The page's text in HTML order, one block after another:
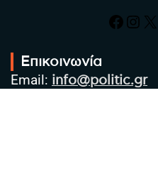
X
Επικοινωνία
Email: info@politic.gr